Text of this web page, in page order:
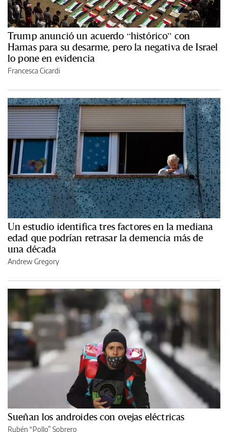
Trump anunció un acuerdo “histórico” con
Hamas para su desarme, pero la negativa de Israel
lo pone en evidencia
Francesca Cicardi
Un estudio identifica tres factores en la mediana
edad que podrían retrasar la demencia más de
una década
Andrew Gregory
Sueñan los androides con ovejas eléctricas
Rubén “Pollo” Sobrero